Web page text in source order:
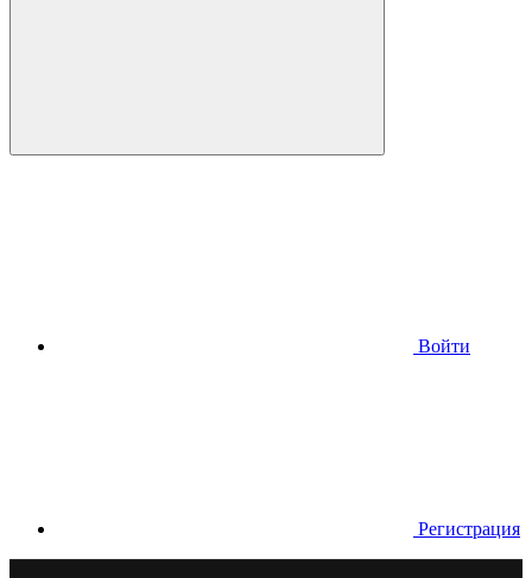
Войти
Регистрация